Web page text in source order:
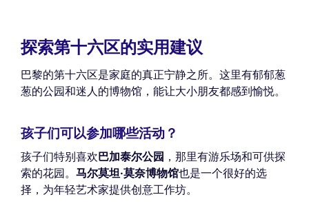
探索第十六区的实用建议
巴黎的第十六区是家庭的真正宁静之所。这里有郁郁葱
葱的公园和迷人的博物馆，能让大小朋友都感到愉悦。
孩子们可以参加哪些活动？
孩子们特别喜欢巴加泰尔公园 ，那里有游乐场和可供探
索的花园。 马尔莫坦·莫奈博物馆也是一个很好的选
择，为年轻艺术家提供创意工作坊。